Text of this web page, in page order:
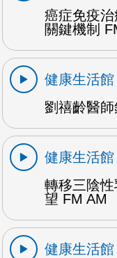
癌症免疫
關鍵機制
健康生活館
劉禧齡醫
健康生活館
轉移三陰
望 FM AM
健康生活館